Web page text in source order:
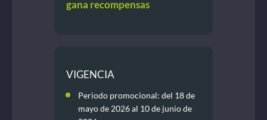
gana recompensas
VIGENCIA
Periodo promocional: del 18 de
mayo de 2026 al 10 de junio de